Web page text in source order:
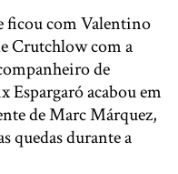
ficou com Valentino
Crutchlow com a
de
acabou em
de Marc Márquez,
quedas durante a